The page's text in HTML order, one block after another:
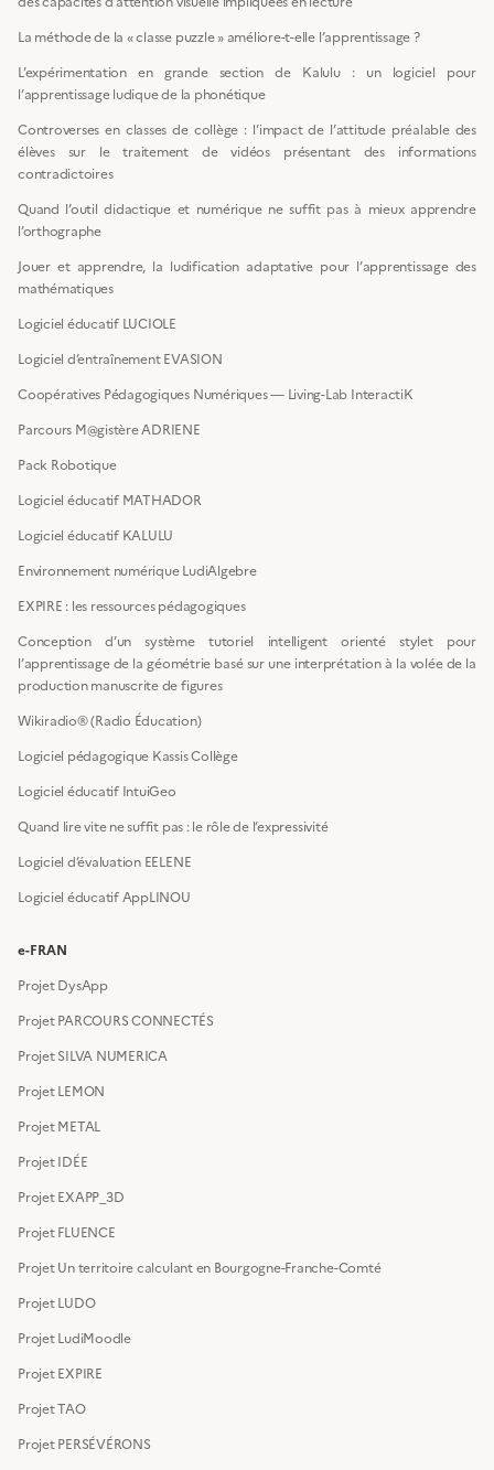
La méthode de la « classe puzzle » améliore-t-elle l’apprentissage ?
L’expérimentation en grande section de Kalulu : un logiciel pour
l’apprentissage ludique de la phonétique
Controverses en classes de collège : l’impact de l’attitude préalable des
élèves sur le traitement de vidéos présentant des informations
contradictoires
Quand l’outil didactique et numérique ne suffit pas à mieux apprendre
l’orthographe
Jouer et apprendre, la ludification adaptative pour l’apprentissage des
mathématiques
Logiciel éducatif LUCIOLE
Logiciel d’entraînement EVASION
Coopératives Pédagogiques Numériques — Living-Lab InteractiK
Parcours M@gistère ADRIENE
Pack Robotique
Logiciel éducatif MATHADOR
Logiciel éducatif KALULU
Environnement numérique LudiAlgebre
EXPIRE : les ressources pédagogiques
Conception d’un système tutoriel intelligent orienté stylet pour
l’apprentissage de la géométrie basé sur une interprétation à la volée de la
production manuscrite de figures
Wikiradio® (Radio Éducation)
Logiciel pédagogique Kassis Collège
Logiciel éducatif IntuiGeo
Quand lire vite ne suffit pas : le rôle de l’expressivité
Logiciel d’évaluation EELENE
Logiciel éducatif AppLINOU
e-FRAN
Projet DysApp
Projet PARCOURS CONNECTÉS
Projet SILVA NUMERICA
Projet LEMON
Projet METAL
Projet IDÉE
Projet EXAPP_3D
Projet FLUENCE
Projet Un territoire calculant en Bourgogne-Franche-Comté
Projet LUDO
Projet LudiMoodle
Projet EXPIRE
Projet TAO
Projet PERSÉVÉRONS